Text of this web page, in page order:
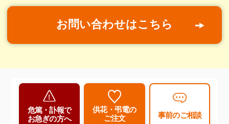
お問い合わせはこちら
危篤・訃報で
お急ぎの方へ
供花・弔電の
ご注文
事前のご相談